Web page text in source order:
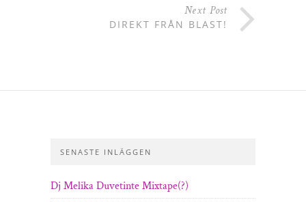
Next Post
DIREKT FRÅN BLAST!
SENASTE INLÄGGEN
Dj Melika Duvetinte Mixtape(?)